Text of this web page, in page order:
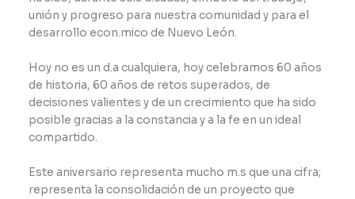
unión y progreso para nuestra comunidad y para el
desarrollo econ.mico de Nuevo León.
Hoy no es un d.a cualquiera, hoy celebramos 60 años
de historia, 60 años de retos superados, de
decisiones valientes y de un crecimiento que ha sido
posible gracias a la constancia y a la fe en un ideal
compartido.
Este aniversario representa mucho m.s que una cifra;
representa la consolidación de un proyecto que